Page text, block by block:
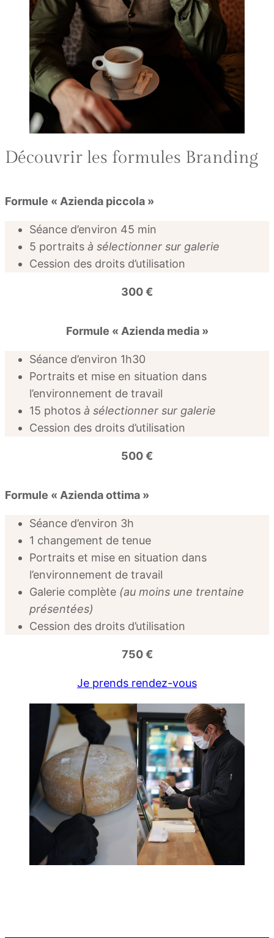
Découvrir les formules Branding
Formule « Azienda piccola »
Séance d’environ 45 min
5 portraits à sélectionner sur galerie
Cession des droits d’utilisation
300 €
Formule « Azienda media »
Séance d’environ 1h30
Portraits et mise en situation dans
l’environnement de travail
15 photos à sélectionner sur galerie
Cession des droits d’utilisation
500 €
Formule « Azienda ottima »
Séance d’environ 3h
1 changement de tenue
Portraits et mise en situation dans
l’environnement de travail
Galerie complète (au moins une trentaine
présentées)
Cession des droits d’utilisation
750 €
Je prends rendez-vous